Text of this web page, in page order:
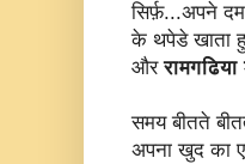
सिर्फ़...अपने
के थपेडे खाता
और
समय बीतते
अपना खुद का